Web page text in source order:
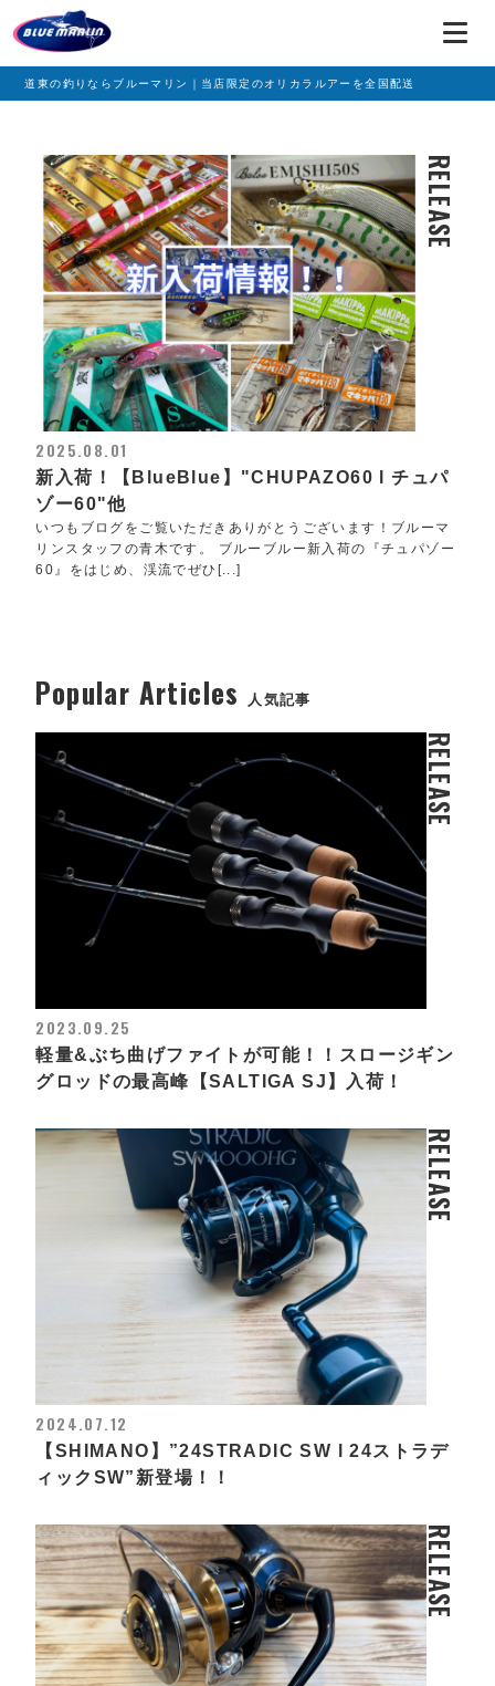
道東の釣りならブルーマリン｜当店限定のオリカラルアーを全国配送
RELEASE
2025.08.01
新入荷！【BlueBlue】"CHUPAZO60 l チュパ
ゾー60"他
いつもブログをご覧いただきありがとうございます！ブルーマ
リンスタッフの青木です。 ブルーブルー新入荷の『チュパゾー
60』をはじめ、渓流でぜひ[...]
Popular Articles 人気記事
RELEASE
2023.09.25
軽量&ぶち曲げファイトが可能！！スロージギン
グロッドの最高峰【SALTIGA SJ】入荷！
RELEASE
2024.07.12
【SHIMANO】”24STRADIC SW l 24ストラデ
ィックSW”新登場！！
RELEASE